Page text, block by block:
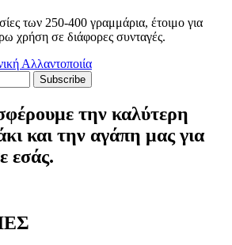
των 250-400 γραμμάρια, έτοιμο για
χρήση σε διάφορες συνταγές.
Subscribe
την καλύτερη
και την αγάπη μας για
εσάς.